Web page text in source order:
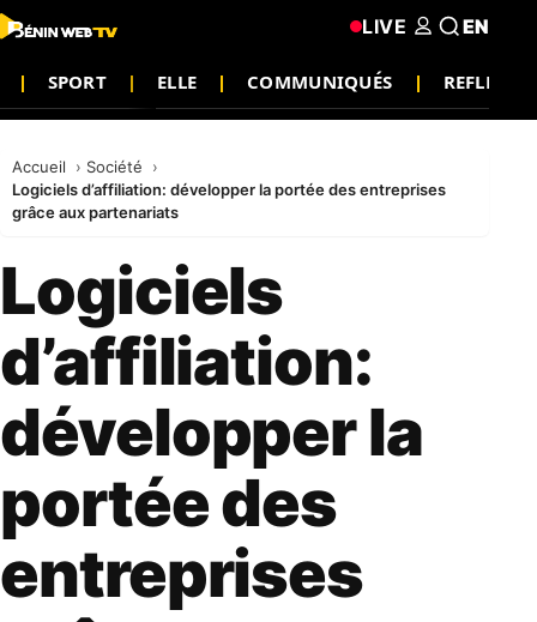
SPORT ELLE COMMUNIQUÉS
LIVE EN
Accueil
Société
Logiciels d’affiliation: développer la portée des entreprises
grâce aux partenariats
Logiciels
d’affiliation:
développer la
portée des
entreprises